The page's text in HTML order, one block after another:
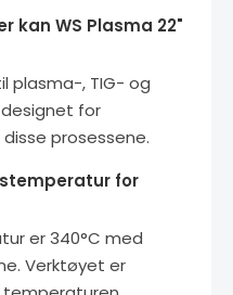
kan WS Plasma 22"
plasma-, TIG- og
designet for
prosessene.
for
er 340°C med
Verktøyet er